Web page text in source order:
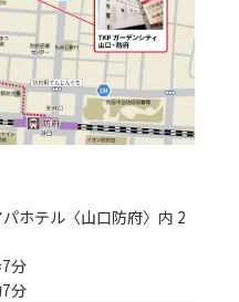
ホテル〈山口防府〉内 2
分
分